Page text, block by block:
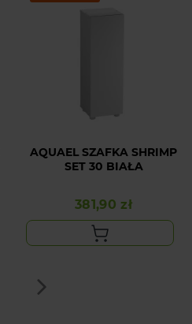
AQUAEL SZAFKA SHRIMP
SET 30 BIAŁA
Cena
381,90 zł